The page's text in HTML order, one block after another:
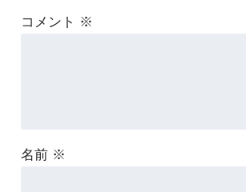
コメント ※
名前 ※